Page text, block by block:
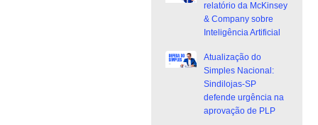
relatório da McKinsey
& Company sobre
Inteligência Artificial
Atualização do
Simples Nacional:
Sindilojas-SP
defende urgência na
aprovação de PLP